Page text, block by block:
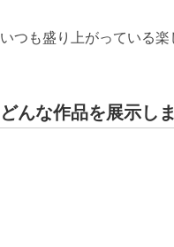
いつも盛り上がっている
どんな作品を展示し